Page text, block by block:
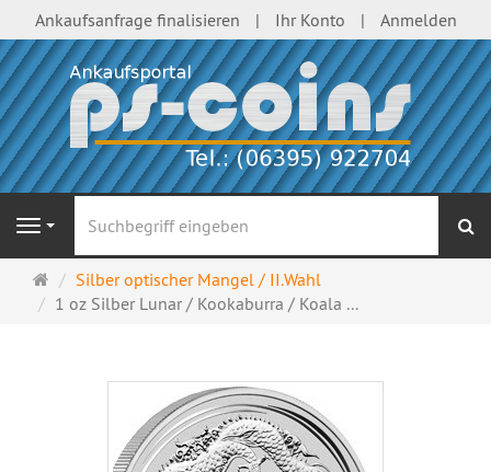
Ankaufsanfrage finalisieren Ihr Konto Anmelden
Navigation
Startseite
Silber optischer Mangel / II.Wahl
1 oz Silber Lunar / Kookaburra / Koala ...